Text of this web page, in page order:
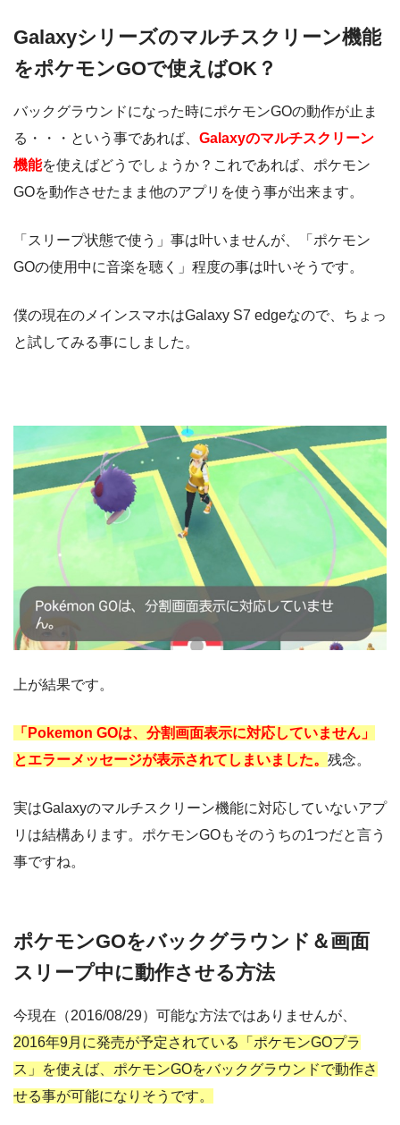
Galaxyシリーズのマルチスクリーン機能
をポケモンGOで使えばOK？
バックグラウンドになった時にポケモンGOの動作が止ま
る・・・という事であれば、 Galaxyのマルチスクリーン
機能を使えばどうでしょうか？これであれば、ポケモン
GOを動作させたまま他のアプリを使う事が出来ます。
「スリープ状態で使う」事は叶いませんが、「ポケモン
GOの使用中に音楽を聴く」程度の事は叶いそうです。
僕の現在のメインスマホはGalaxy S7 edgeなので、ちょっ
と試してみる事にしました。
上が結果です。
「Pokemon GOは、分割画面表示に対応していません」
とエラーメッセージが表示されてしまいました。 残念。
実はGalaxyのマルチスクリーン機能に対応していないアプ
リは結構あります。ポケモンGOもそのうちの1つだと言う
事ですね。
ポケモンGOをバックグラウンド＆画面
スリープ中に動作させる方法
今現在（2016/08/29）可能な方法ではありませんが、
2016年9月に発売が予定されている「ポケモンGOプラ
ス」を使えば、ポケモンGOをバックグラウンドで動作さ
せる事が可能になりそうです。